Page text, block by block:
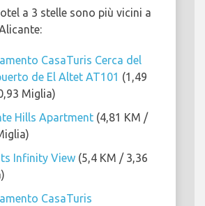
a 3 stelle sono più vicini a
CasaTuris Cerca del
de El Altet AT101 (1,49
Miglia)
Hills Apartment (4,81 KM /
Infinity View (5,4 KM / 3,36
CasaTuris